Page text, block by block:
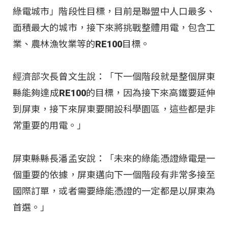
綠電城市」階段性目標，目前是聯盟中人口最多、
面積最大的城市，接下來將挑戰整體用電，包含工
業、農林漁牧業等的RE100目標。
經濟部次長曾文生說：「下一個階段就是整個屏東
縣能夠達成RE100的目標，因為接下來高鐵要延伸
到屏東，接下來屏東要開設科學園區，這些都是非
常重要的用電。」
屏東縣縣長潘孟安說：「未來的綠能憑證綠電是一
個重要的依據，屏東邁向下一個階段有非常多接至
國際訂單，或者需要綠能憑證的一定都是以屏東為
首選。」